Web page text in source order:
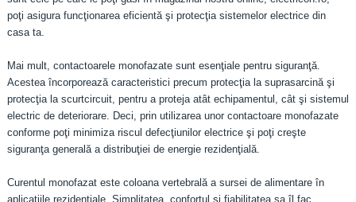
poţi asigura funcţionarea eficientă şi protecţia sistemelor electrice din
casa ta.
Mai mult, contactoarele monofazate sunt esenţiale pentru siguranţă.
Acestea încorporează caracteristici precum protecţia la suprasarcină şi
protecţia la scurtcircuit, pentru a proteja atât echipamentul, cât şi sistemul
electric de deteriorare. Deci, prin utilizarea unor contactoare monofazate
conforme poţi minimiza riscul defecţiunilor electrice şi poţi creşte
siguranţa generală a distribuţiei de energie rezidenţială.
Curentul monofazat este coloana vertebrală a sursei de alimentare în
aplicațiile rezidențiale. Simplitatea, confortul și fiabilitatea sa îl fac